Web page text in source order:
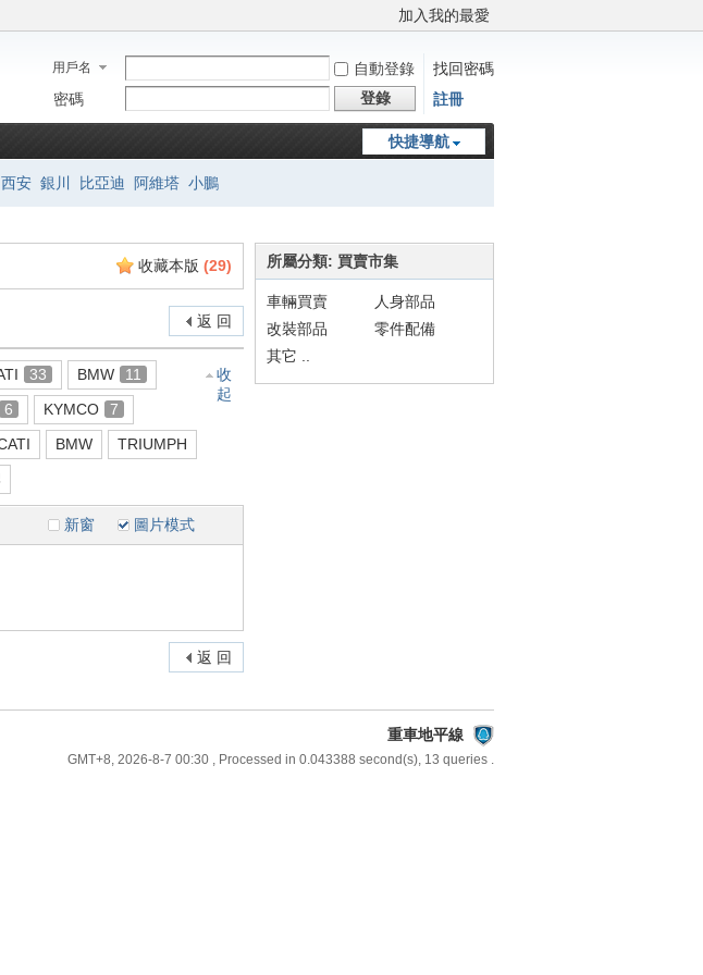
加入我的最愛
用戶名 自動登錄
找回密碼
密碼
登錄 註冊
快捷導航
西安 銀川 比亞迪 阿維塔 小鵬
收藏本版 (29)
返 回
收
起
33 BMW
11
6 KYMCO
7
BMW
TRIUMPH
新窗 圖片模式
返 回
所屬分類: 買賣市集
車輛買賣
人身部品
改裝部品
零件配備
其它 ..
重車地平線
GMT+8, 2026-8-7 00:30 , Processed in 0.043388 second(s), 13 queries .